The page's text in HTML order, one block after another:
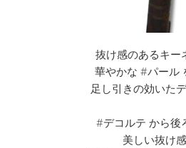
抜け感のあるキー
華やかな #パール
足し引きの効いたデ
#デコルテ から後
美しい抜け